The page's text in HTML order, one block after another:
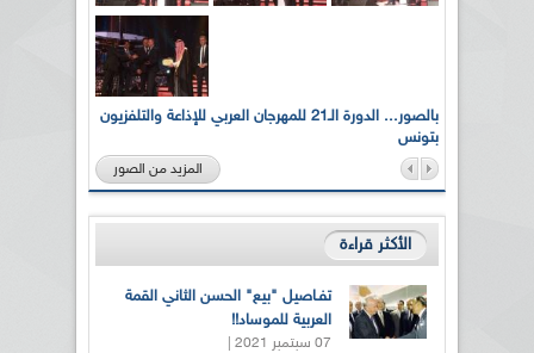
بالصور... الدورة الـ21 للمهرجان العربي للإذاعة والتلفزيون
بتونس
المزيد من الصور
الأكثر قراءة
تفـاصيل "بيع" الحسن الثاني القمة
العربية للموساد!!
07 سبتمبر 2021 |